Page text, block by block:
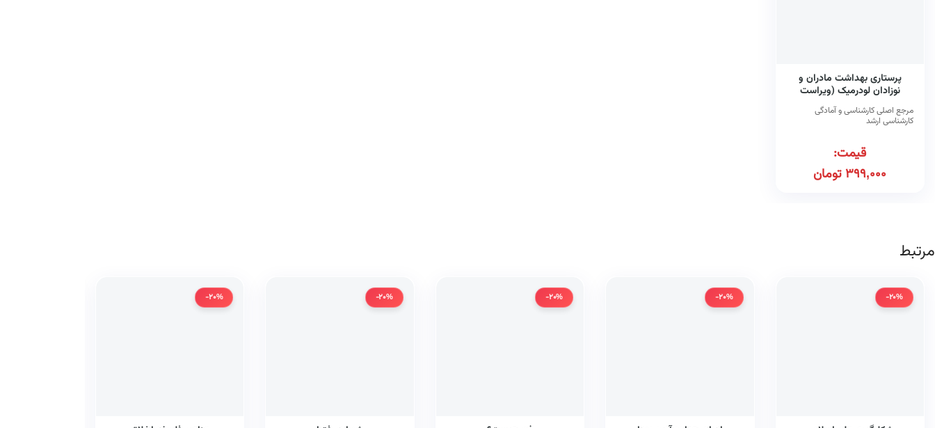
پرستاری بهداشت مادران و
نوزادان لودرمیک (ویراست
یازدهم)
مرجع اصلی کارشناسی و آمادگی
کارشناسی ارشد
قیمت:
399,000تومان
مرتبط
-20%
-20%
-20%
-20%
-20%